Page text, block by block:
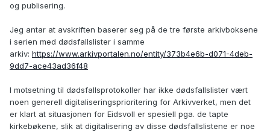
og publisering.
Jeg antar at avskriften baserer seg på de tre første arkivboksene
i serien med dødsfallslister i samme
arkiv: https://www.arkivportalen.no/entity/373b4e6b-d071-4deb-
9dd7-ace43ad36f48
I motsetning til dødsfallsprotokoller har ikke dødsfallslister vært
noen generell digitaliseringsprioritering for Arkivverket, men det
er klart at situasjonen for Eidsvoll er spesiell pga. de tapte
kirkebøkene, slik at digitalisering av disse dødsfallslistene er noe